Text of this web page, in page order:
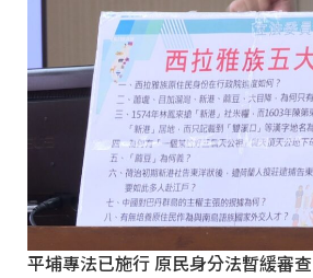
平埔專法已施行 原民身分法暫緩審查